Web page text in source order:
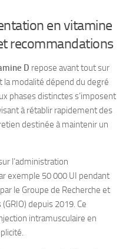
en vitamine
recommandations
D repose avant tout sur
modalité dépend du degré
phases distinctes s’imposent
à rétablir rapidement des
destinée à maintenir un
l’administration
exemple 50 000 UI pendant
le Groupe de Recherche et
depuis 2019. Ce
intramusculaire en